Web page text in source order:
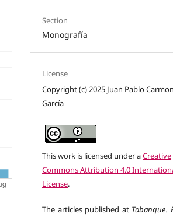
Section
Monografía
License
Copyright (c) 2025 Juan Pablo
García
This work is licensed under aCreative
Commons Attribution 4.0
License.
The articles published at Tabanque.